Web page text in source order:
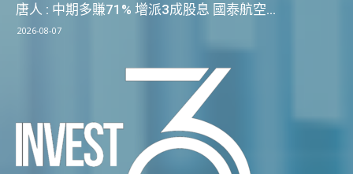
唐人 : 中期多賺71% 增派3成股息 國泰航空...
2026-08-07